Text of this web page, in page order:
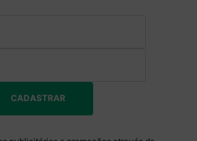
CADASTRAR